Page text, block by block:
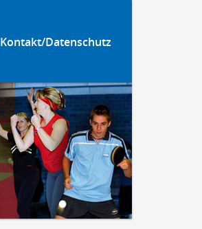
Kontakt/Datenschutz